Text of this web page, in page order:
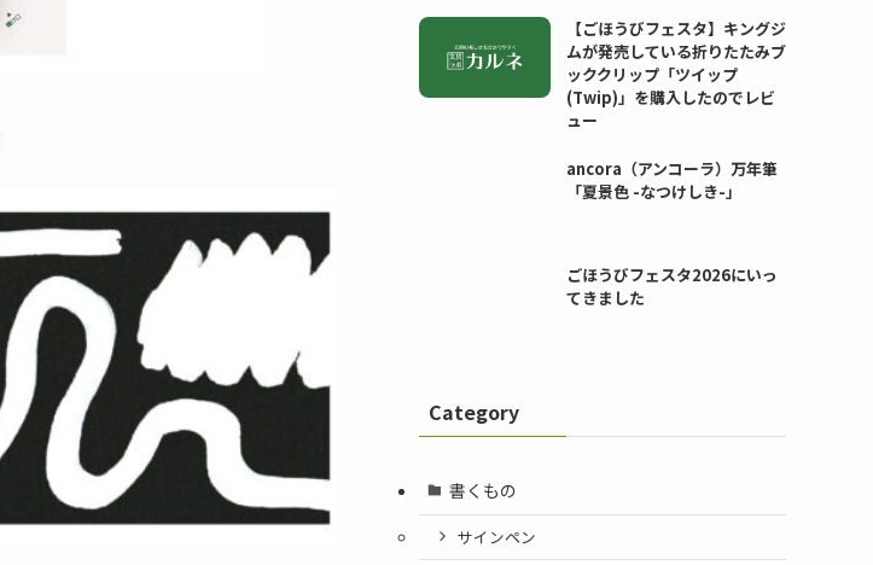
【ごほうびフェスタ】キングジ
ムが発売している折りたたみブ
ッククリップ「ツイップ
(Twip)」を購入したのでレビ
ュー
ancora（アンコーラ）万年筆
「夏景色 -なつけしき-」
ごほうびフェスタ2026にいっ
てきました
Category
書くもの
サインペン